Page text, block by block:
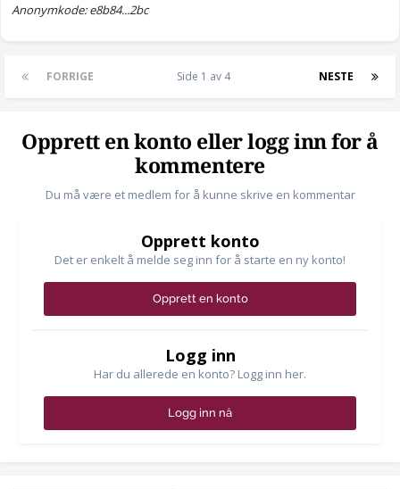
Anonymkode: e8b84...2bc
FORRIGE NESTE
Side 1 av 4
Opprett en konto eller logg inn for å
kommentere
Du må være et medlem for å kunne skrive en kommentar
Opprett konto
Det er enkelt å melde seg inn for å starte en ny konto!
Opprett en konto
Logg inn
Har du allerede en konto? Logg inn her.
Logg inn nå